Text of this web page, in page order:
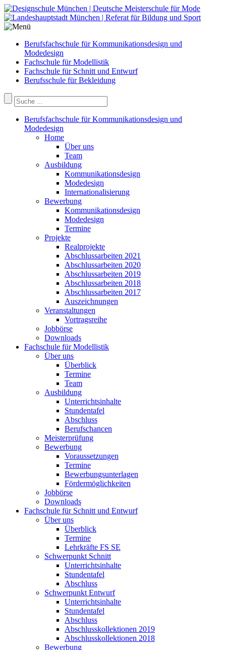
Berufsfachschule für Kommunikationsdesign und
Modedesign
Fachschule für Modellistik
Fachschule für Schnitt und Entwurf
Berufsschule für Bekleidung
Berufsfachschule für Kommunikationsdesign und
Modedesign
Home
Über uns
Team
Ausbildung
Kommunikationsdesign
Modedesign
Internationalisierung
Bewerbung
Kommunikationsdesign
Modedesign
Termine
Projekte
Realprojekte
Abschlussarbeiten 2021
Abschlussarbeiten 2020
Abschlussarbeiten 2019
Abschlussarbeiten 2018
Abschlussarbeiten 2017
Auszeichnungen
Veranstaltungen
Vortragsreihe
Jobbörse
Downloads
Fachschule für Modellistik
Über uns
Überblick
Termine
Team
Ausbildung
Unterrichtsinhalte
Stundentafel
Abschluss
Berufschancen
Meisterprüfung
Bewerbung
Voraussetzungen
Termine
Bewerbungsunterlagen
Fördermöglichkeiten
Jobbörse
Downloads
Fachschule für Schnitt und Entwurf
Über uns
Überblick
Termine
Lehrkräfte FS SE
Schwerpunkt Schnitt
Unterrichtsinhalte
Stundentafel
Abschluss
Schwerpunkt Entwurf
Unterrichtsinhalte
Stundentafel
Abschluss
Abschlusskollektionen 2019
Abschlusskollektionen 2018
Bewerbung